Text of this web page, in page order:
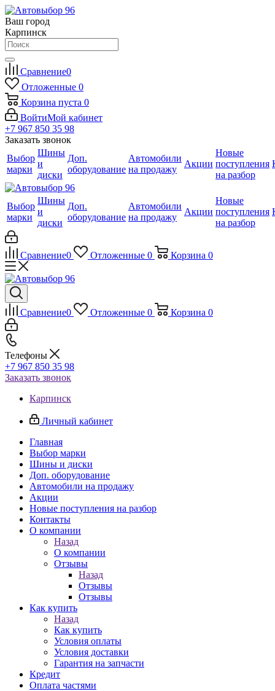
Ваш город
Карпинск
Сравнение0
Отложенные 0
Корзина пуста 0
ВойтиМой кабинет
+7 967 850 35 98
Заказать звонок
Выбор
марки
Шины
и
диски
Доп.
оборудование
Автомобили
на продажу
Акции
Новые
поступления
на разбор
Выбор
марки
Шины
и
диски
Доп.
оборудование
Автомобили
на продажу
Акции
Новые
поступления
на разбор
Сравнение0 Отложенные 0 Корзина 0
Сравнение0 Отложенные 0 Корзина 0
Телефоны
+7 967 850 35 98
Заказать звонок
Карпинск
Личный кабинет
Главная
Выбор марки
Шины и диски
Доп. оборудование
Автомобили на продажу
Акции
Новые поступления на разбор
Контакты
О компании
Назад
О компании
Отзывы
Назад
Отзывы
Отзывы
Как купить
Назад
Как купить
Условия оплаты
Условия доставки
Гарантия на запчасти
Кредит
Оплата частями